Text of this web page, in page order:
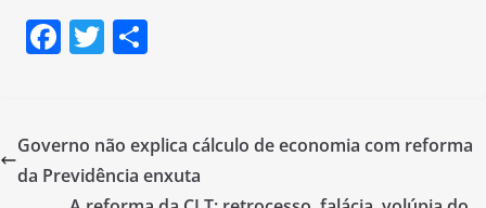
F
e
b
T
er e
Governo não explica cálculo de economia com reforma
da Previdência enxuta